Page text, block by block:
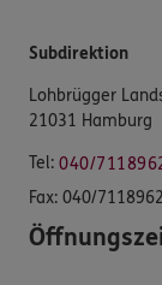
Subdirektion
Lohbrügger
21031 Hamburg
Tel: 040/
Fax: 040/